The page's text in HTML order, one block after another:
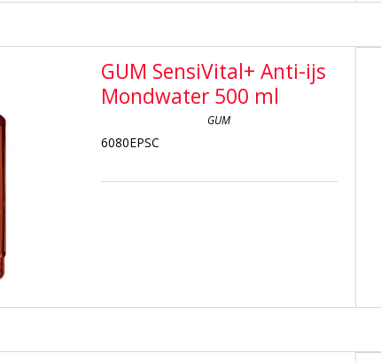
GUM SensiVital+ Anti-ijs
Mondwater 500 ml
GUM
6080EPSC